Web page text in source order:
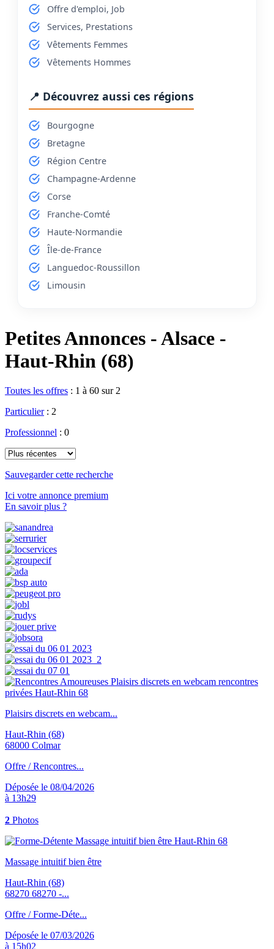
Offre d'emploi, Job
Services, Prestations
Vêtements Femmes
Vêtements Hommes
📍 Découvrez aussi ces régions
Bourgogne
Bretagne
Région Centre
Champagne-Ardenne
Corse
Franche-Comté
Haute-Normandie
Île-de-France
Languedoc-Roussillon
Limousin
Petites Annonces - Alsace -
Haut-Rhin (68)
Toutes les offres : 1 à 60 sur 2
Particulier: 2
Professionnel : 0
Sauvegarder cette recherche
Ici votre annonce premium
En savoir plus ?
Plaisirs discrets en webcam...
Haut-Rhin (68)
68000 Colmar
Offre / Rencontres...
Déposée le 08/04/2026
à 13h29
2 Photos
Massage intuitif bien être
Haut-Rhin (68)
68270 68270 -...
Offre / Forme-Déte...
Déposée le 07/03/2026
à 15h02